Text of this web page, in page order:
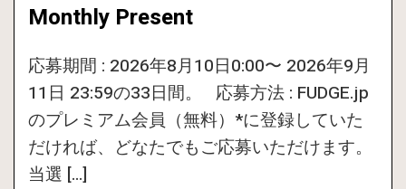
Monthly Present
応募期間 : 2026年8月10日0:00〜 2026年9月
11日 23:59の33日間。 応募方法 : FUDGE.jp
のプレミアム会員（無料）*に登録していた
だければ、どなたでもご応募いただけます。
当選 […]